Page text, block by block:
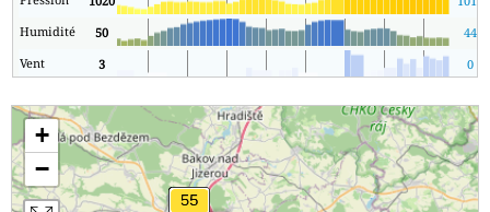
Humidité
50
44
Vent
3 0
+
−